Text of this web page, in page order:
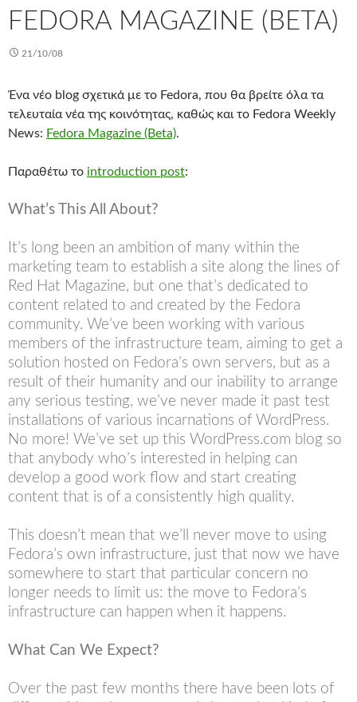
FEDORA MAGAZINE (BETA)
21/10/08
Ένα νέο blog σχετικά με το Fedora, που θα βρείτε όλα τα
τελευταία νέα της κοινότητας, καθώς και το Fedora Weekly
News: Fedora Magazine (Beta).
Παραθέτω το introduction post:
What’s This All About?
It’s long been an ambition of many within the
marketing team to establish a site along the lines of
Red Hat Magazine, but one that’s dedicated to
content related to and created by the Fedora
community. We’ve been working with various
members of the infrastructure team, aiming to get a
solution hosted on Fedora’s own servers, but as a
result of their humanity and our inability to arrange
any serious testing, we’ve never made it past test
installations of various incarnations of WordPress.
No more! We’ve set up this WordPress.com blog so
that anybody who’s interested in helping can
develop a good work flow and start creating
content that is of a consistently high quality.
This doesn’t mean that we’ll never move to using
Fedora’s own infrastructure, just that now we have
somewhere to start that particular concern no
longer needs to limit us: the move to Fedora’s
infrastructure can happen when it happens.
What Can We Expect?
Over the past few months there have been lots of